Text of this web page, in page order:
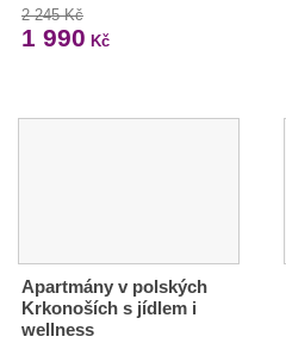
2 245 Kč
1 990 Kč
Apartmány v polských
Krkonoších s jídlem i
wellness